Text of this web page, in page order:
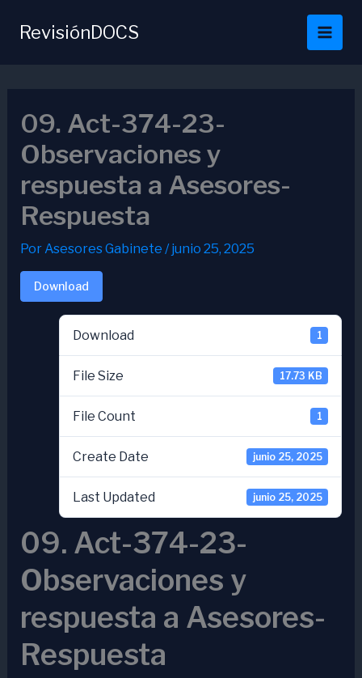
RevisiónDOCS
09. Act-374-23-
Observaciones y
respuesta a Asesores-
Respuesta
PorAsesores Gabinete /junio 25, 2025
Download
Download 1
File Size 17.73 KB
File Count 1
Create Date junio 25, 2025
Last Updated junio 25, 2025
09. Act-374-23-
Observaciones y
respuesta a Asesores-
Respuesta